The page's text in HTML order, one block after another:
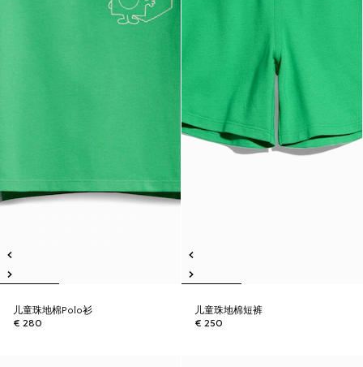
儿童珠地棉Polo衫
€ 280
儿童珠地棉短裤
€ 250